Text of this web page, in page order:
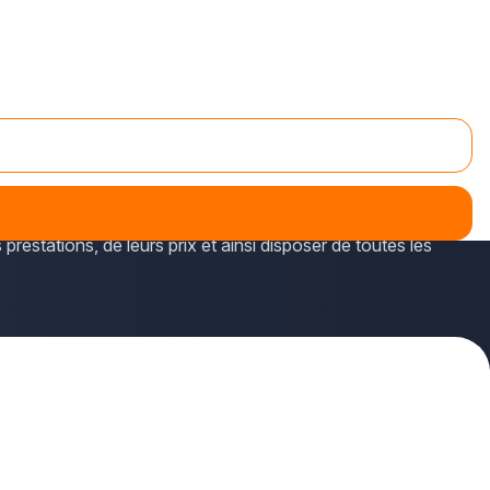
sur plus-que-pro.fr.
de leurs prix et ainsi disposer de toutes les